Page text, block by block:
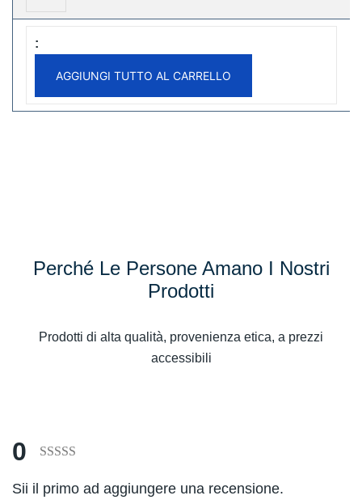
AGGIUNGI TUTTO AL CARRELLO
Perché Le Persone Amano I Nostri
Prodotti
Prodotti di alta qualità, provenienza etica, a prezzi
accessibili
0
0
Sii il primo ad aggiungere una recensione.